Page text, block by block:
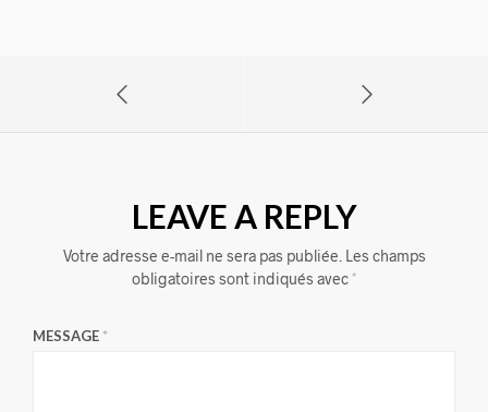
LEAVE A REPLY
Votre adresse e-mail ne sera pas publiée. Les champs
obligatoires sont indiqués avec *
MESSAGE *